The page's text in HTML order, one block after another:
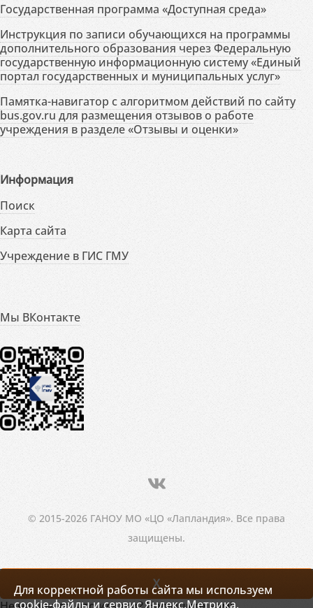
Государственная программа «Доступная среда»
Инструкция по записи обучающихся на программы
дополнительного образования через Федеральную
государственную информационную систему «Единый
портал государственных и муниципальных услуг»
Памятка-навигатор с алгоритмом действий по сайту
bus.gov.ru для размещения отзывов о работе
учреждения в разделе «Отзывы и оценки»
Информация
Поиск
Карта сайта
Учреждение в ГИС ГМУ
Мы ВКонтакте
© 2015-2026 ГАНОУ МО «ЦО «Лапландия». Все права
защищены.
Для корректной работы сайта мы используем
cookie-файлы и сервис Яндекс.Метрика.
X